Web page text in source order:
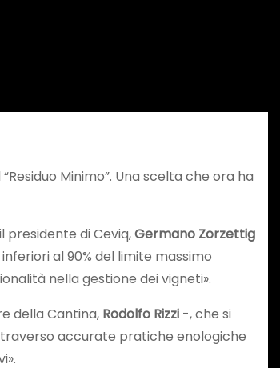
Minimo”. Una scelta che ora ha
di Ceviq,Germano Zorzettig
al 90% del limite massimo
nella gestione dei vigneti».
della Cantina, Rodolfo Rizzi -, che si
accurate pratiche enologiche